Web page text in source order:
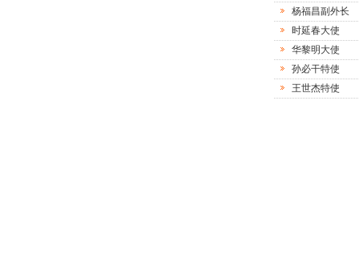
杨福昌副外长
时延春大使
华黎明大使
孙必干特使
王世杰特使